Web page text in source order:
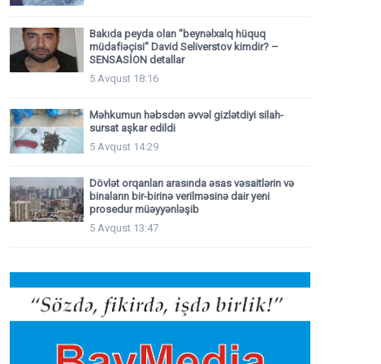
Bakıda peyda olan "beynəlxalq hüquq
müdafiəçisi" David Seliverstov kimdir? –
SENSASİON detallar
5 Avqust 18:16
Məhkumun həbsdən əvvəl gizlətdiyi silah-
sursat aşkar edildi
5 Avqust 14:29
Dövlət orqanları arasında əsas vəsaitlərin və
binaların bir-birinə verilməsinə dair yeni
prosedur müəyyənləşib
5 Avqust 13:47